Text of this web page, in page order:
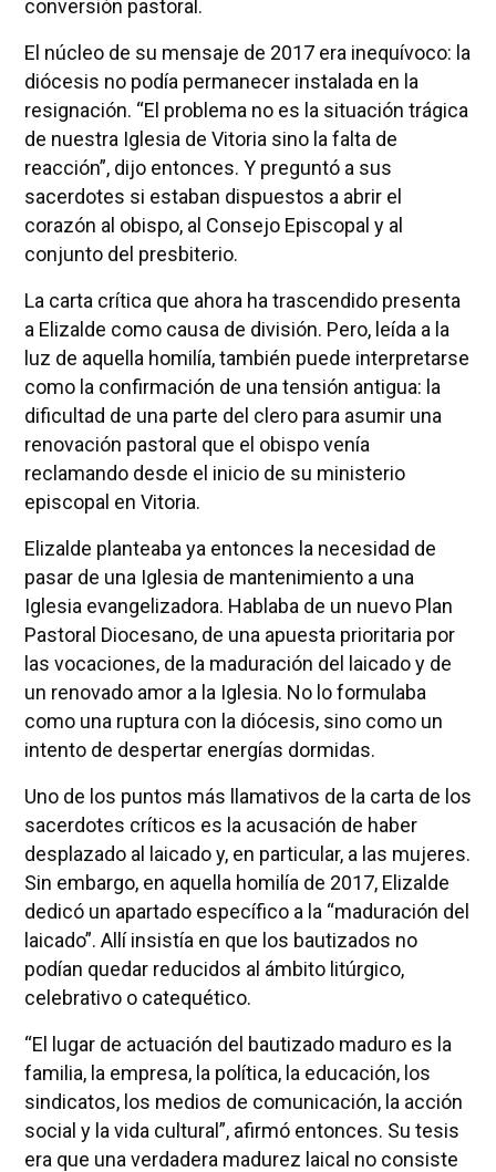
conversión pastoral.
El núcleo de su mensaje de 2017 era inequívoco: la
diócesis no podía permanecer instalada en la
resignación. “El problema no es la situación trágica
de nuestra Iglesia de Vitoria sino la falta de
reacción”, dijo entonces. Y preguntó a sus
sacerdotes si estaban dispuestos a abrir el
corazón al obispo, al Consejo Episcopal y al
conjunto del presbiterio.
La carta crítica que ahora ha trascendido presenta
a Elizalde como causa de división. Pero, leída a la
luz de aquella homilía, también puede interpretarse
como la confirmación de una tensión antigua: la
dificultad de una parte del clero para asumir una
renovación pastoral que el obispo venía
reclamando desde el inicio de su ministerio
episcopal en Vitoria.
Elizalde planteaba ya entonces la necesidad de
pasar de una Iglesia de mantenimiento a una
Iglesia evangelizadora. Hablaba de un nuevo Plan
Pastoral Diocesano, de una apuesta prioritaria por
las vocaciones, de la maduración del laicado y de
un renovado amor a la Iglesia. No lo formulaba
como una ruptura con la diócesis, sino como un
intento de despertar energías dormidas.
Uno de los puntos más llamativos de la carta de los
sacerdotes críticos es la acusación de haber
desplazado al laicado y, en particular, a las mujeres.
Sin embargo, en aquella homilía de 2017, Elizalde
dedicó un apartado específico a la “maduración del
laicado”. Allí insistía en que los bautizados no
podían quedar reducidos al ámbito litúrgico,
celebrativo o catequético.
“El lugar de actuación del bautizado maduro es la
familia, la empresa, la política, la educación, los
sindicatos, los medios de comunicación, la acción
social y la vida cultural”, afirmó entonces. Su tesis
era que una verdadera madurez laical no consiste